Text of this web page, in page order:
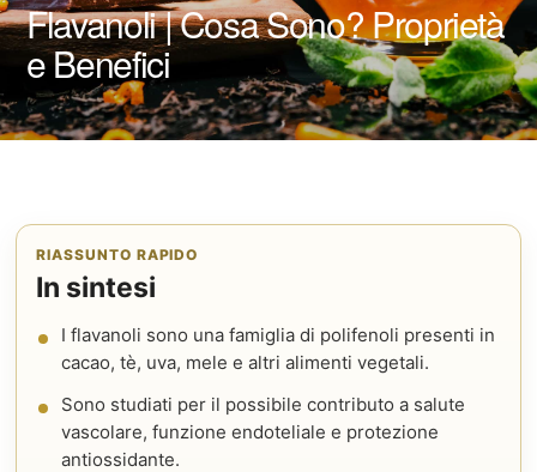
Flavanoli | Cosa Sono? Proprietà
e Benefici
RIASSUNTO RAPIDO
In sintesi
I flavanoli sono una famiglia di polifenoli presenti in
cacao, tè, uva, mele e altri alimenti vegetali.
Sono studiati per il possibile contributo a salute
vascolare, funzione endoteliale e protezione
antiossidante.